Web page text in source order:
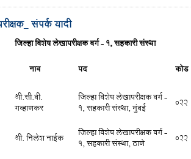
संपर्क यादी
जिल्हा विशेष लेखापरीक्षक वर्ग-1, सहकारी संस्था
नाव पद कोड
श्री.सी.बी.
गव्हाणकर
जिल्हा विशेष लेखापरीक्षक वर्ग -
1, सहकारी संस्था, मुंबई 022
श्री. निलेश नाईक जिल्हा विशेष लेखापरीक्षक वर्ग -
1, सहकारी संस्था, ठाणे 022